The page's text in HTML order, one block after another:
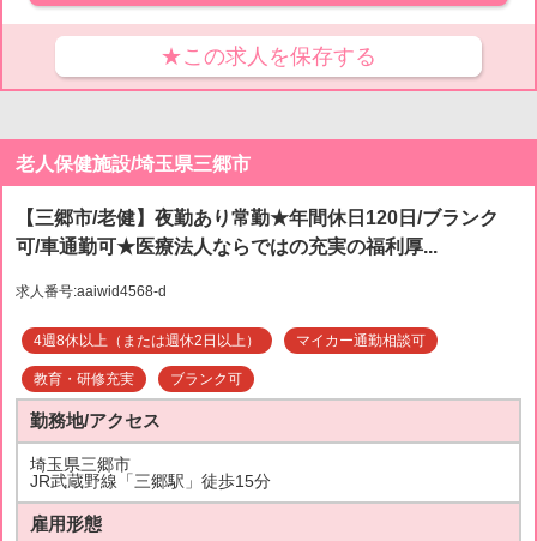
★この求人を保存する
老人保健施設/埼玉県三郷市
【三郷市/老健】夜勤あり常勤★年間休日120日/ブランク
可/車通勤可★医療法人ならではの充実の福利厚...
求人番号:aaiwid4568-d
4週8休以上（または週休2日以上） マイカー通勤相談可
教育・研修充実 ブランク可
勤務地/アクセス
埼玉県三郷市
JR武蔵野線「三郷駅」徒歩15分
雇用形態